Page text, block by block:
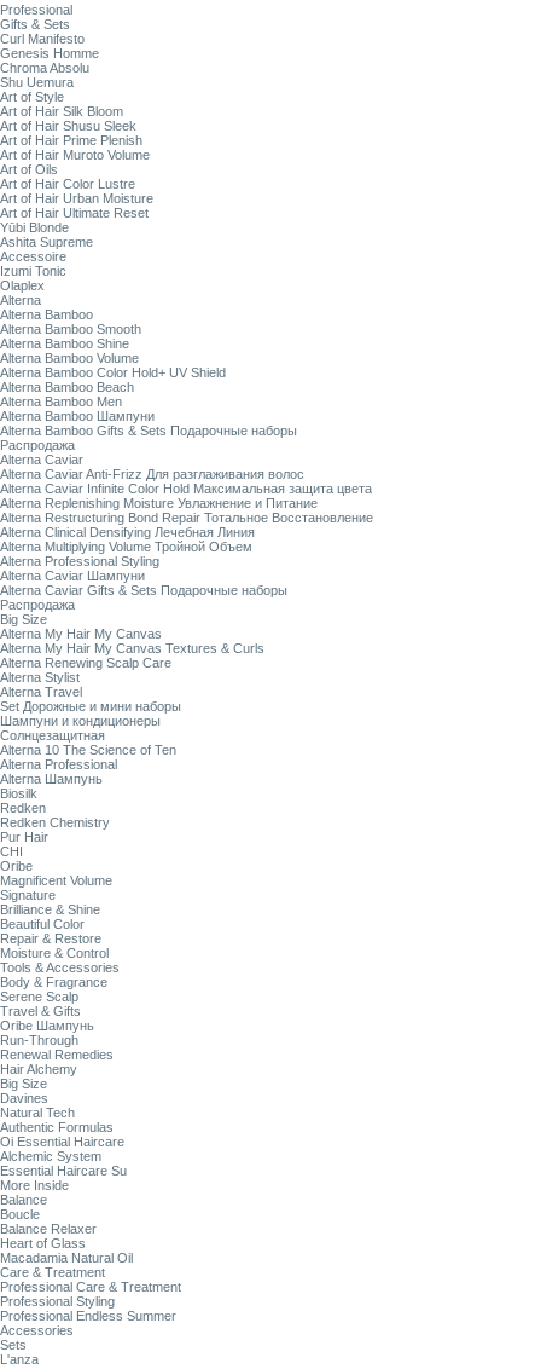
Professional
Gifts & Sets
Curl Manifesto
Genesis Homme
Chroma Absolu
Shu Uemura
Art of Style
Art of Hair Silk Bloom
Art of Hair Shusu Sleek
Art of Hair Prime Plenish
Art of Hair Muroto Volume
Art of Oils
Art of Hair Color Lustre
Art of Hair Urban Moisture
Art of Hair Ultimate Reset
Yūbi Blonde
Ashita Supreme
Accessoire
Izumi Tonic
Olaplex
Alterna
Alterna Bamboo
Alterna Bamboo Smooth
Alterna Bamboo Shine
Alterna Bamboo Volume
Alterna Bamboo Color Hold+ UV Shield
Alterna Bamboo Beach
Alterna Bamboo Men
Alterna Bamboo Шампуни
Alterna Bamboo Gifts & Sets Подарочные наборы
Распродажа
Alterna Caviar
Alterna Caviar Anti-Frizz Для разглаживания волос
Alterna Caviar Infinite Color Hold Максимальная защита цвета
Alterna Replenishing Moisture Увлажнение и Питание
Alterna Restructuring Bond Repair Тотальное Восстановление
Alterna Clinical Densifying Лечебная Линия
Alterna Multiplying Volume Тройной Объем
Alterna Professional Styling
Alterna Caviar Шампуни
Alterna Caviar Gifts & Sets Подарочные наборы
Распродажа
Big Size
Alterna My Hair My Canvas
Alterna My Hair My Canvas Textures & Curls
Alterna Renewing Scalp Care
Alterna Stylist
Alterna Travel
Set Дорожные и мини наборы
Шампуни и кондиционеры
Солнцезащитная
Alterna 10 The Science of Ten
Alterna Professional
Alterna Шампунь
Biosilk
Redken
Redken Chemistry
Pur Hair
CHI
Oribe
Magnificent Volume
Signature
Brilliance & Shine
Beautiful Color
Repair & Restore
Moisture & Control
Tools & Accessories
Body & Fragrance
Serene Scalp
Travel & Gifts
Oribe Шампунь
Run-Through
Renewal Remedies
Hair Alchemy
Big Size
Davines
Natural Tech
Authentic Formulas
Oi Essential Haircare
Alchemic System
Essential Haircare Su
More Inside
Balance
Boucle
Balance Relaxer
Heart of Glass
Macadamia Natural Oil
Care & Treatment
Professional Care & Treatment
Professional Styling
Professional Endless Summer
Accessories
Sets
L'anza